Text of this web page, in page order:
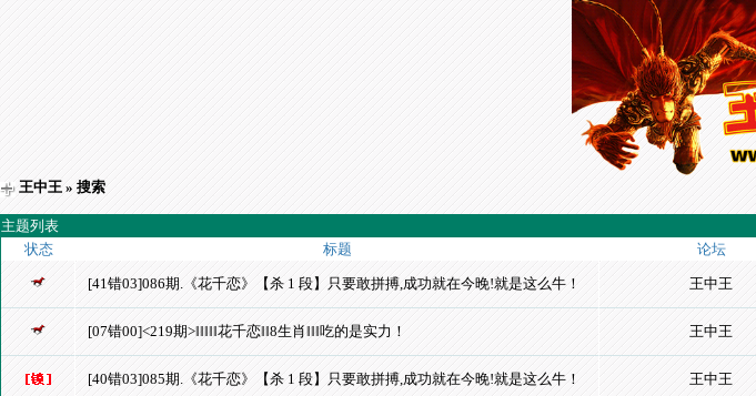
王中王 » 搜索
主题列表
状态
标题 论坛
[41错03]086期.《花千恋》【杀 1 段】只要敢拼搏,成功就在今晚!就是这么牛！ 王中王
[07错00]<219期>‖‖‖‖‖花千恋‖‖8生肖‖‖‖吃的是实力！ 王中王
[40错03]085期.《花千恋》【杀 1 段】只要敢拼搏,成功就在今晚!就是这么牛！ 王中王